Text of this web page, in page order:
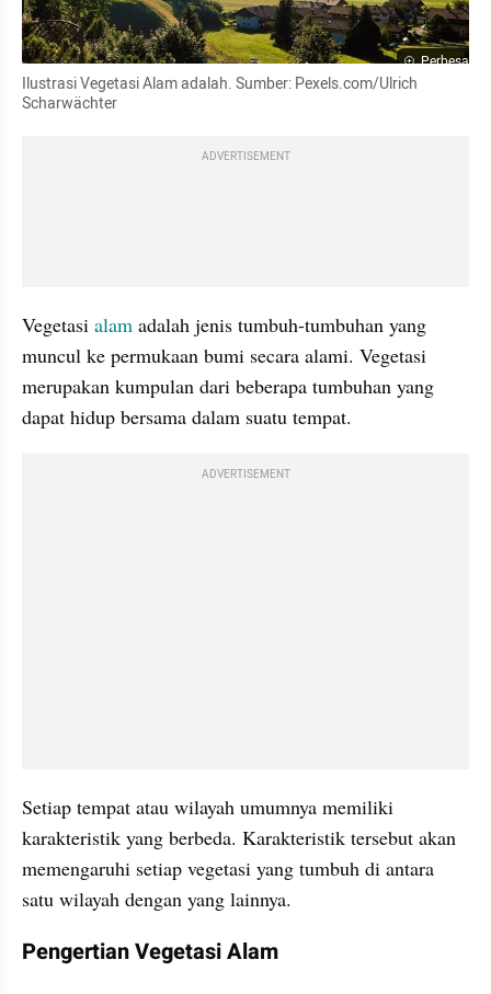
Perbesar
Ilustrasi Vegetasi Alam adalah. Sumber: Pexels.com/Ulrich
Scharwächter
ADVERTISEMENT
Vegetasi alam adalah jenis tumbuh-tumbuhan yang
muncul ke permukaan bumi secara alami. Vegetasi
merupakan kumpulan dari beberapa tumbuhan yang
dapat hidup bersama dalam suatu tempat.
ADVERTISEMENT
Setiap tempat atau wilayah umumnya memiliki
karakteristik yang berbeda. Karakteristik tersebut akan
memengaruhi setiap vegetasi yang tumbuh di antara
satu wilayah dengan yang lainnya.
Pengertian Vegetasi Alam